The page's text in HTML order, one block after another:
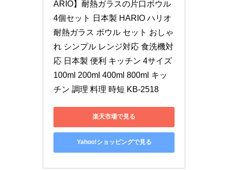
ARIO】耐熱ガラスの片口ボウル
4個セット 日本製 HARIO ハリオ
耐熱ガラス ボウル セット おしゃ
れ シンプル レンジ対応 食洗機対
応 日本製 便利 キッチン 4サイズ
100ml 200ml 400ml 800ml キッ
チン 調理 料理 時短 KB-2518
楽天市場で見る
Yahoo!ショッピングで見る